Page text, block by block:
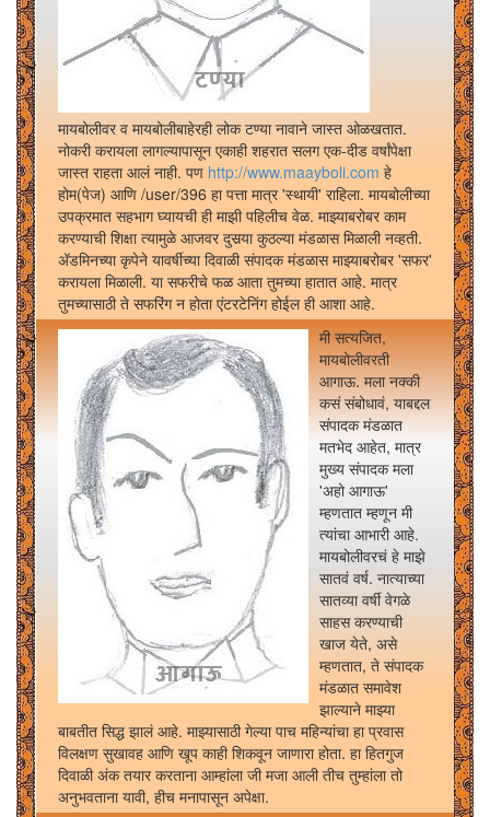
मायबोलीवर व मायबोलीबाहेरही लोक टण्या नावाने जास्त ओळखतात.
नोकरी करायला लागल्यापासून एकाही शहरात सलग एक-दीड वर्षांपेक्षा
जास्त राहता आलं नाही. पण http://www.maayboli.com हे
होम(पेज) आणि /user/396 हा पत्ता मात्र 'स्थायी' राहिला. मायबोलीच्या
उपक्रमात सहभाग घ्यायची ही माझी पहिलीच वेळ. माझ्याबरोबर काम
करण्याची शिक्षा त्यामुळे आजवर दुसर्‍या कुठल्या मंडळास मिळाली नव्हती.
अ‍ॅडमिनच्या कृपेने यावर्षीच्या दिवाळी संपादक मंडळास माझ्याबरोबर 'सफर'
करायला मिळाली. या सफरीचे फळ आता तुमच्या हातात आहे. मात्र
तुमच्यासाठी ते सफरिंग न होता एंटरटेनिंग होईल ही आशा आहे.
मी सत्यजित,
मायबोलीवरती
आगाऊ. मला नक्की
कसं संबोधावं, याबद्दल
संपादक मंडळात
मतभेद आहेत, मात्र
मुख्य संपादक मला
'अहो आगाऊ'
म्हणतात म्हणून मी
त्यांचा आभारी आहे.
मायबोलीवरचं हे माझे
सातवं वर्ष. नात्याच्या
सातव्या वर्षी वेगळे
साहस करण्याची
खाज येते, असे
म्हणतात, ते संपादक
मंडळात समावेश
झाल्याने माझ्या
बाबतीत सिद्ध झालं आहे. माझ्यासाठी गेल्या पाच महिन्यांचा हा प्रवास
विलक्षण सुखावह आणि खूप काही शिकवून जाणारा होता. हा हितगुज
दिवाळी अंक तयार करताना आम्हांला जी मजा आली तीच तुम्हांला तो
अनुभवताना यावी, हीच मनापासून अपेक्षा.